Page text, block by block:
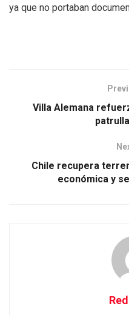
ya que no portaban
Villa Alemana
Chile recupera
económica y